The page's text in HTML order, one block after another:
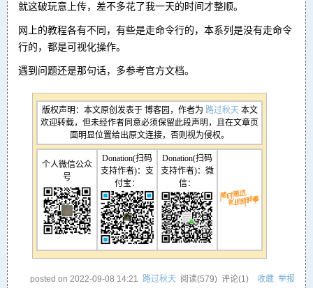
就这破玩意上传，差不多花了我一天的时间才整顺。
网上的教程各有不同，有些是走命令行的，本系列是没有走命令
行的，都是可视化操作。
遇到问题还是那句话，多参考官方文档。
版权声明：本文原创发表于 博客园，作者为 路过秋天本文
欢迎转载，但未经作者同意必须保留此段声明，且在文章页
面明显位置给出原文连接，否则视为侵权。
个人微信公众
号
Donation(扫码
支持作者)：支
付宝：
Donation(扫码
支持作者)：微
信：
posted on 2022-09-08 14:21 路过秋天 阅读(579) 评论(1) 收藏 举报